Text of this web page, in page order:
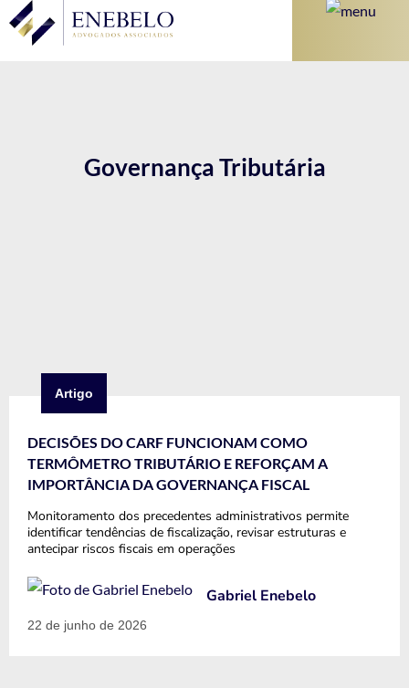
Governança Tributária
Artigo
DECISÕES DO CARF FUNCIONAM COMO
TERMÔMETRO TRIBUTÁRIO E REFORÇAM A
IMPORTÂNCIA DA GOVERNANÇA FISCAL
Monitoramento dos precedentes administrativos permite
identificar tendências de fiscalização, revisar estruturas e
antecipar riscos fiscais em operações
Gabriel Enebelo
22 de junho de 2026